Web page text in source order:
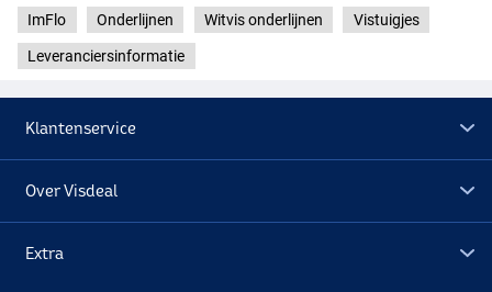
ImFlo Onderlijnen Witvis onderlijnen Vistuigjes
Leveranciersinformatie
Klantenservice
Over Visdeal
Extra